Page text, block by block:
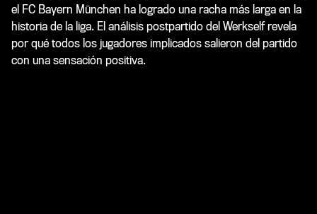
el FC Bayern München ha logrado una racha más larga en la
historia de la liga. El análisis postpartido del Werkself revela
por qué todos los jugadores implicados salieron del partido
con una sensación positiva.